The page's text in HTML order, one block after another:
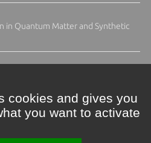
in Quantum Matter and Synthetic
cookies and gives you
you want to activate